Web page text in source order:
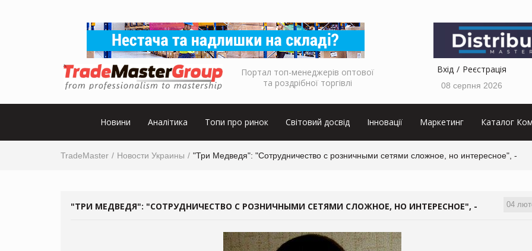
Портал топ-менеджерів оптової
та роздрібної торгівлі
Вхід Реєстрація
08 серпня 2026
Новини Аналітика Топи про ринок Світовий досвід Інновації Маркетинг Каталог
TradeMaster Новости Украины "Три Медведя": "Сотрудничество с розничными сетями сложное, но интересное", -
04
"ТРИ МЕДВЕДЯ": "СОТРУДНИЧЕСТВО С РОЗНИЧНЫМИ СЕТЯМИ СЛОЖНОЕ, НО ИНТЕРЕСНОЕ", -